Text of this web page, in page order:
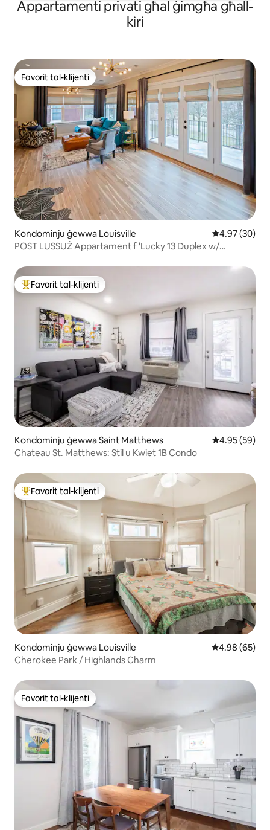
Appartamenti privati għal ġimgħa għall-
kiri
Favorit tal-klijenti
Favorit tal-klijenti
Kondominju ġewwa Louisville Rating medju
4.97 (30)
POST LUSSUŻ Appartament f 'Lucky 13 Duplex w/
Wieħed mill-aqwa favoriti tal-klijenti
Favorit tal-klijenti
Kondominju ġewwa Saint Matthews Rating medju
4.95 (59)
Chateau St. Matthews: Stil u Kwiet 1B Condo
Wieħed mill-aqwa favoriti tal-klijenti
Favorit tal-klijenti
Kondominju ġewwa Louisville Rating medju
4.98 (65)
Cherokee Park / Highlands Charm
Favorit tal-klijenti
Favorit tal-klijenti